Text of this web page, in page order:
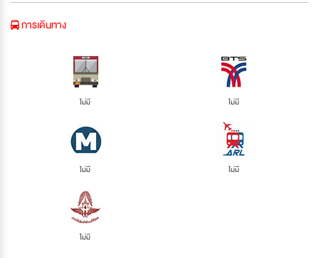
การเดินทาง
ไม่มี ไม่มี
ไม่มี ไม่มี
ไม่มี